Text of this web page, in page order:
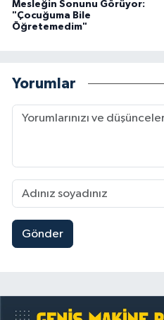
Mesleğin Sonunu Görüyor:
"Çocuğuma Bile
Öğretemedim"
Yorumlar
Gönder